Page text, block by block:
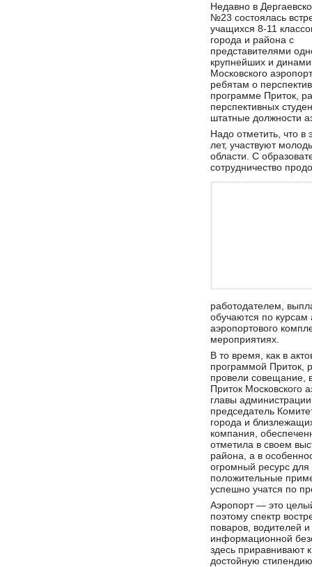
Недавно в
№23 состоялась
учащихся 8-11
города и района с
представителями
крупнейших и
Московского
ребятам о
программе Приток,
перспективных
штатные должности
Надо отметить, что
лет, участвуют
области. С
сотрудничество
работодателем,
обучаются по курсам
аэропортового
мероприятиях.
В то время, как в
программой Приток,
провели совещание,
Приток Московского
главы
председатель
города и
компания,
отметила в своем
района, а в
огромный ресурс
положительные
успешно учатся по
Аэропорт — это
поэтому спектр
поваров, водителей
информационной
здесь приравнивают
достойную